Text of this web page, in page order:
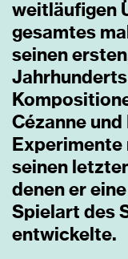
weitläufigen
gesamtes
seinen
Cézanne
Experimente
seinen
denen er
Spielart des
entwickelte.